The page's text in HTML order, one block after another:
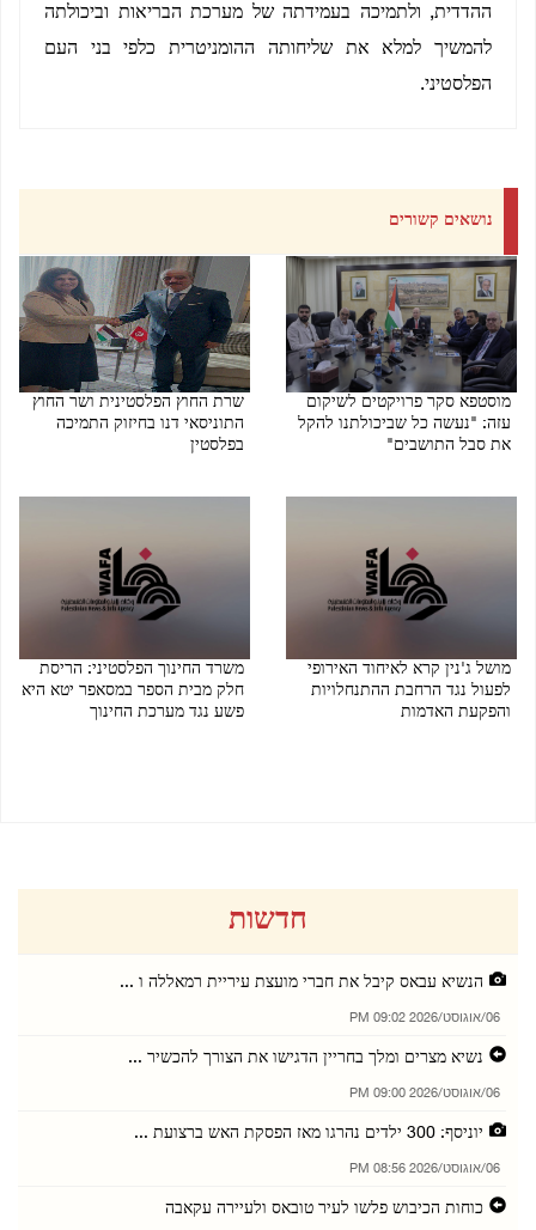
ההדדית, ולתמיכה בעמידתה של מערכת הבריאות וביכולתה
להמשיך למלא את שליחותה ההומניטרית כלפי בני העם
הפלסטיני.
נושאים קשורים
מוסטפא סקר פרויקטים לשיקום
עזה: "נעשה כל שביכולתנו להקל
את סבל התושבים"
שרת החוץ הפלסטינית ושר החוץ
התוניסאי דנו בחיזוק התמיכה
בפלסטין
מושל ג'נין קרא לאיחוד האירופי
לפעול נגד הרחבת ההתנחלויות
והפקעת האדמות
משרד החינוך הפלסטיני: הריסת
חלק מבית הספר במסאפר יטא היא
פשע נגד מערכת החינוך
חדשות
הנשיא עבאס קיבל את חברי מועצת עיריית רמאללה ו ...
06/אוגוסט/2026 09:02 PM
נשיא מצרים ומלך בחריין הדגישו את הצורך להכשיר ...
06/אוגוסט/2026 09:00 PM
יוניסף: 300 ילדים נהרגו מאז הפסקת האש ברצועת ...
06/אוגוסט/2026 08:56 PM
כוחות הכיבוש פלשו לעיר טובאס ולעיירה עקאבה